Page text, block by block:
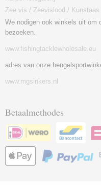
Zee vis / Zeevislood / Kunstaas
We nodigen ook winkels uit om
bezoeken.
www.fishingtacklewholesale.eu
adres van onze
www.mgsinkers.nl
Betaalmethodes